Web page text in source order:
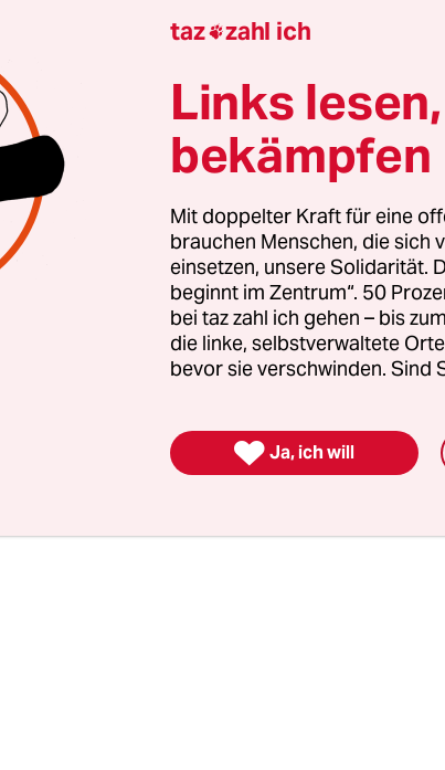
Merz heute Abend stolz erzählen. Jetzt
auf einem der Granitblöcke, die den
begrenzen, und wirbt für die Sache mit
Alle Flüchtlinge müsse man sofort an so
fordert er. „Und sobald der Zeiger einmal
wo sie hergekommen sind!“ Merz macht
als würde er dabei tatkräftig
Schar. „Abschieben! Abschieben!
– barocke Leibesfülle, Schal, Mantel,
Und die etwa dreihundert Zuhörer
stotterte seine Rede so vom Blatt
nach Hause ging.
taz zahl ich
Links
bekämpfen
Mit doppelter Kraft für eine
brauchen Menschen, die sich
einsetzen, unsere Solidarität.
beginnt im Zentrum“. 50
bei taz zahl ich gehen – bis
die linke, selbstverwaltete
bevor sie verschwinden. Sind
 Ja, ich will